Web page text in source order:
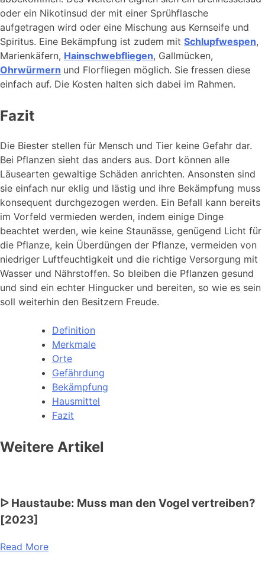
oder ein Nikotinsud der mit einer Sprühflasche
aufgetragen wird oder eine Mischung aus Kernseife und
Spiritus. Eine Bekämpfung ist zudem mit Schlupfwespen,
Marienkäfern, Hainschwebfliegen, Gallmücken,
Ohrwürmern und Florfliegen möglich. Sie fressen diese
einfach auf. Die Kosten halten sich dabei im Rahmen.
Fazit
Die Biester stellen für Mensch und Tier keine Gefahr dar.
Bei Pflanzen sieht das anders aus. Dort können alle
Läusearten gewaltige Schäden anrichten. Ansonsten sind
sie einfach nur eklig und lästig und ihre Bekämpfung muss
konsequent durchgezogen werden. Ein Befall kann bereits
im Vorfeld vermieden werden, indem einige Dinge
beachtet werden, wie keine Staunässe, genügend Licht für
die Pflanze, kein Überdüngen der Pflanze, vermeiden von
niedriger Luftfeuchtigkeit und die richtige Versorgung mit
Wasser und Nährstoffen. So bleiben die Pflanzen gesund
und sind ein echter Hingucker und bereiten, so wie es sein
soll weiterhin den Besitzern Freude.
Definition
Merkmale
Orte
Gefährdung
Bekämpfung
Hausmittel
Fazit
Weitere Artikel
ᐅ Haustaube: Muss man den Vogel vertreiben?
[2023]
Read More